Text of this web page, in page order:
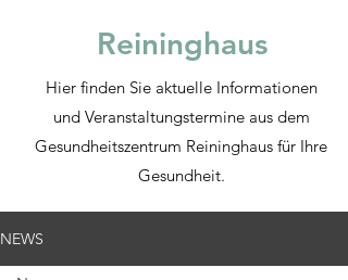
Reininghaus
Hier finden Sie aktuelle Informationen
und Veranstaltungstermine aus dem
Gesundheitszentrum Reininghaus für Ihre
Gesundheit.
NEWS